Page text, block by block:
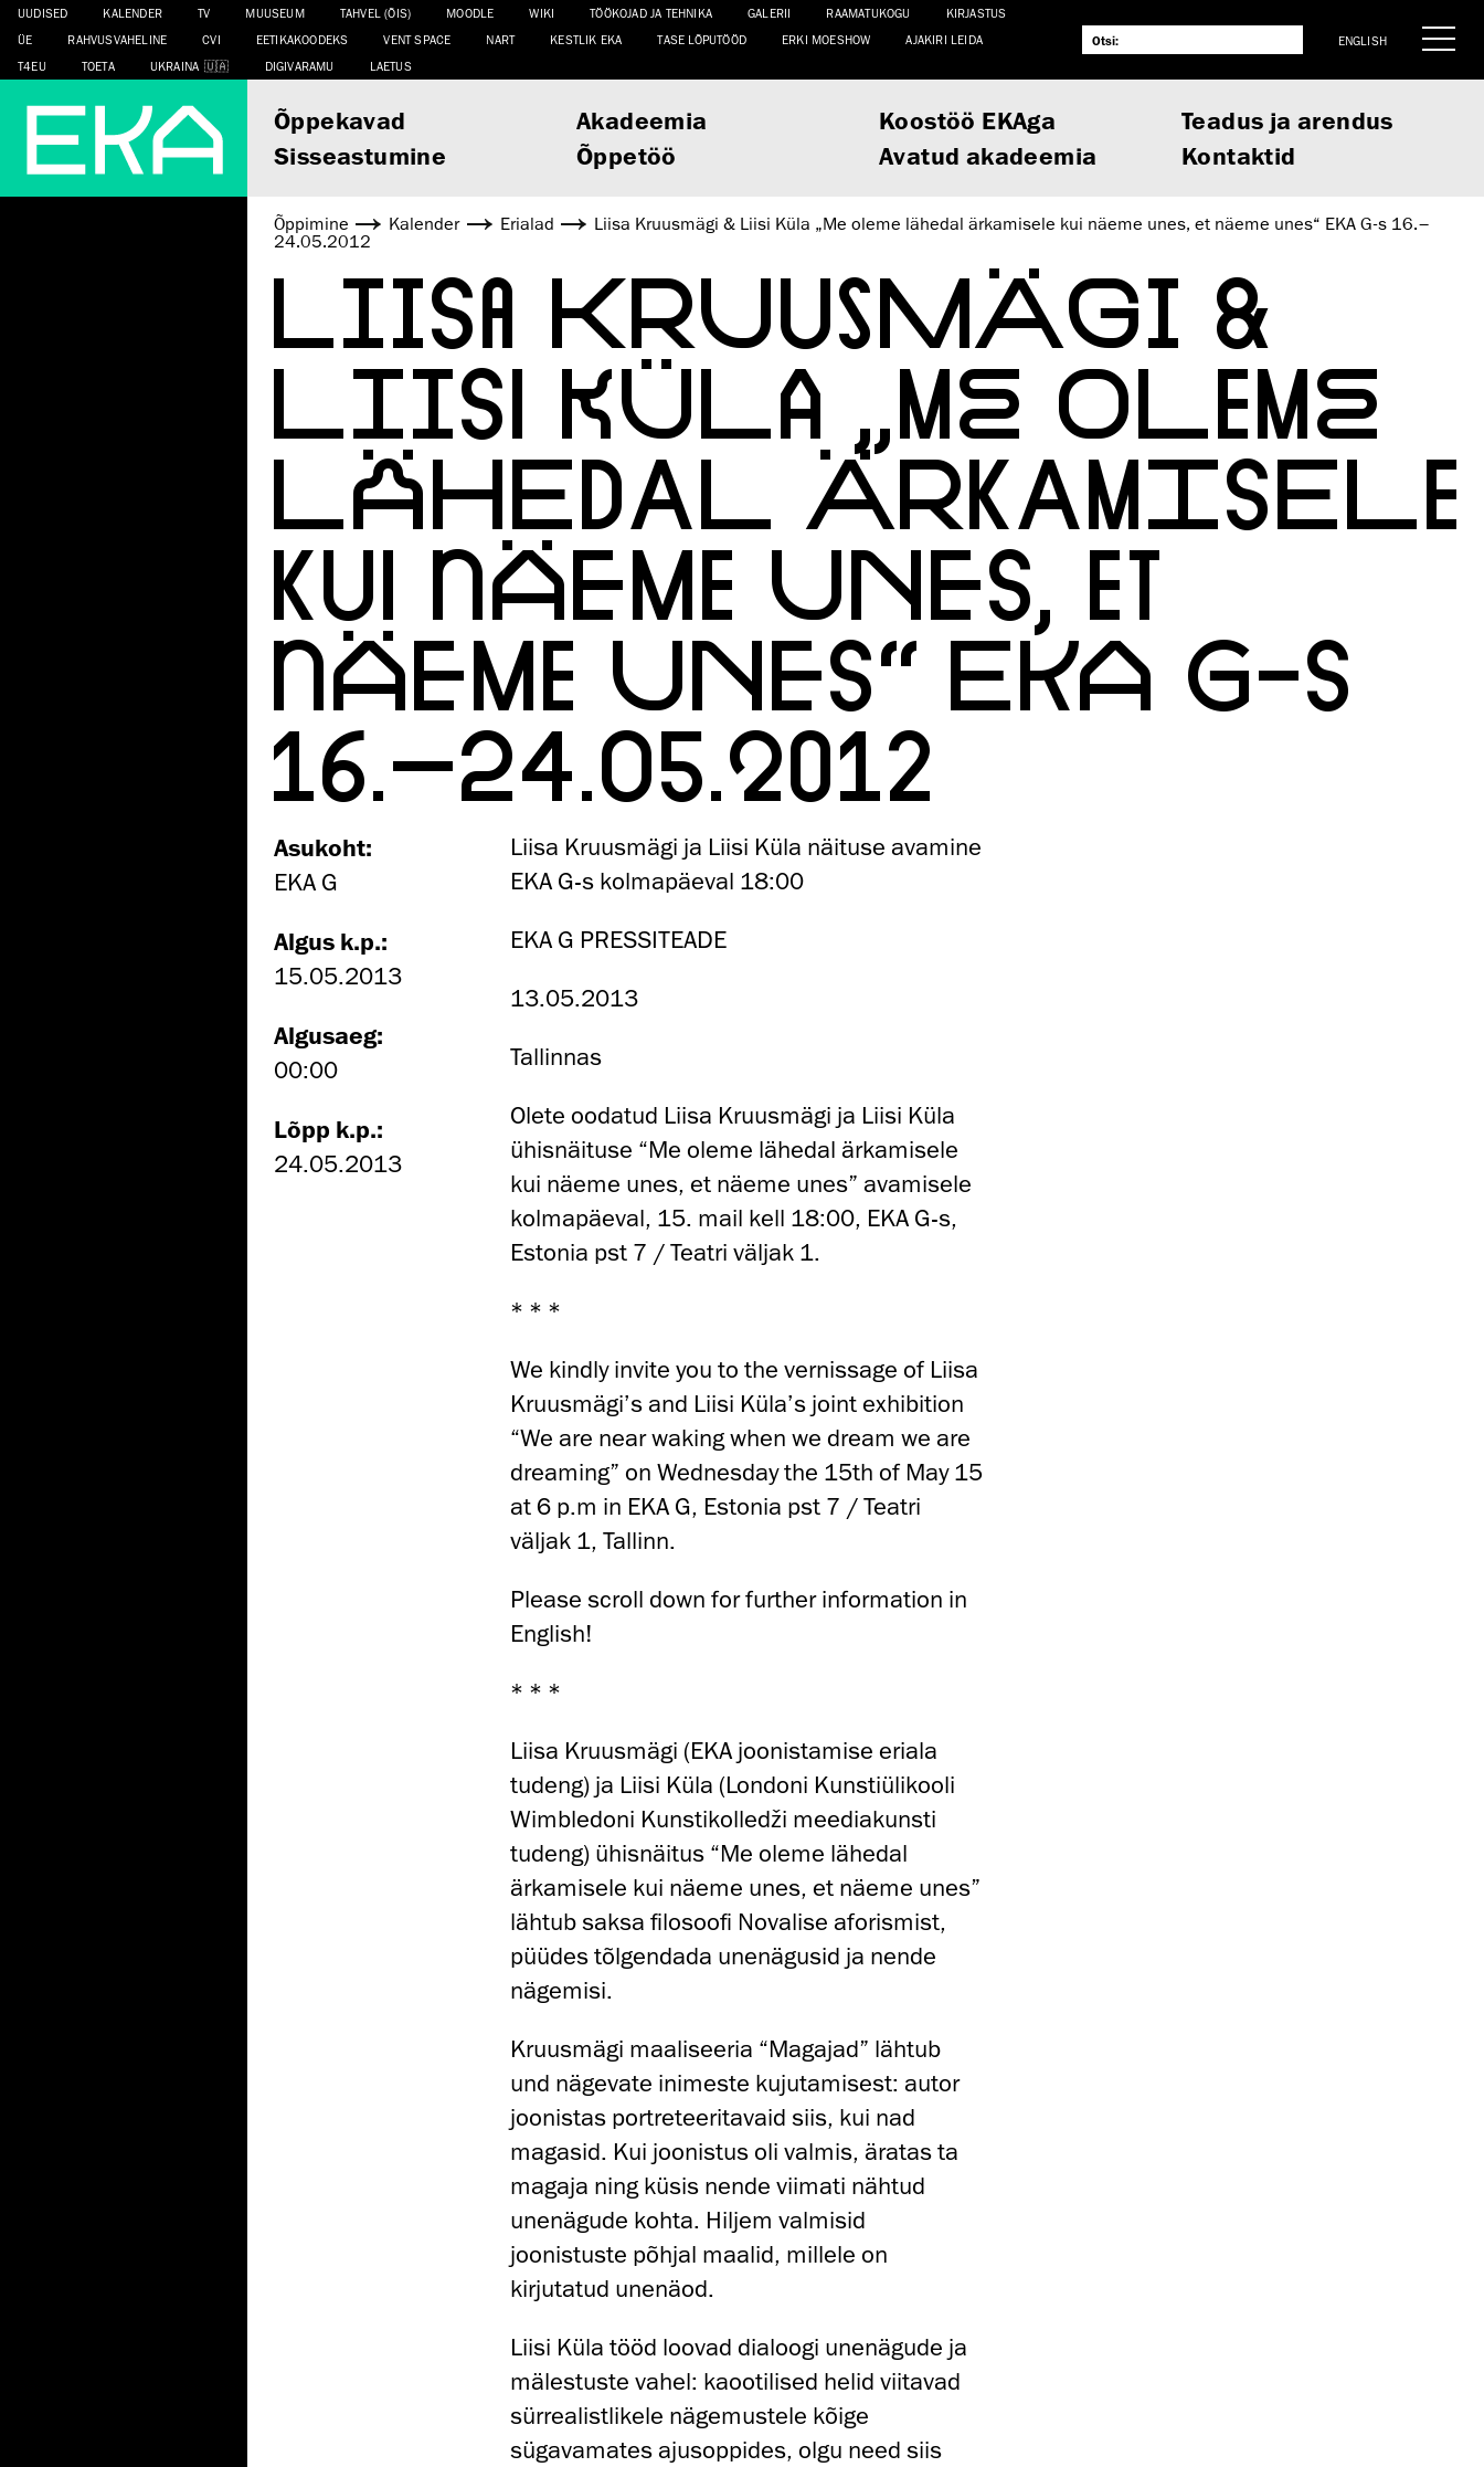
UUDISED KALENDER TV MUUSEUM TAHVEL (ÕIS) MOODLE WIKI TÖÖKOJAD JA TEHNIKA GALERII RAAMATUKOGU
KIRJASTUS
ÜE
RAHVUSVAHELINE CVI EETIKAKOODEKS VENT SPACE NART KESTLIK EKA TASE LÕPUTÖÖD ERKI MOESHOW
AJAKIRI LEIDA
T4EU
TOETA UKRAINA DIGIVARAMU LAETUS
ENGLISH
Õppekavad Akadeemia Koostöö EKAga
Teadus ja arendus
Sisseastumine
Õppetöö Avatud akadeemia Kontaktid
Õppimine Kalender Erialad
Liisa Kruusmägi & Liisi Küla „Me oleme lähedal ärkamisele kui näeme unes, et näeme unes“ EKA G-s 16.–
24.05.2012
LIISA KRUUSMÄGI &
LIISI KÜLA „ME OLEME
LÄHEDAL ÄRKAMISELE
KUI NÄEME UNES, ET
NÄEME UNES“ EKA G-S
16.–24.05.2012
Asukoht:
EKA G
Algus k.p.:
15.05.2013
Algusaeg:
00:00
Lõpp k.p.:
24.05.2013
Liisa Kruusmägi ja Liisi Küla näituse avamine
EKA G-s kolmapäeval 18:00
EKA G PRESSITEADE
13.05.2013
Tallinnas
Olete oodatud Liisa Kruusmägi ja Liisi Küla
ühisnäituse “Me oleme lähedal ärkamisele
kui näeme unes, et näeme unes” avamisele
kolmapäeval, 15. mail kell 18:00, EKA G-s,
Estonia pst 7 / Teatri väljak 1.
* * *
We kindly invite you to the vernissage of Liisa
Kruusmägi’s and Liisi Küla’s joint exhibition
“We are near waking when we dream we are
dreaming” on Wednesday the 15th of May 15
at 6 p.m in EKA G, Estonia pst 7 / Teatri
väljak 1, Tallinn.
Please scroll down for further information in
English!
* * *
Liisa Kruusmägi (EKA joonistamise eriala
tudeng) ja Liisi Küla (Londoni Kunstiülikooli
Wimbledoni Kunstikolledži meediakunsti
tudeng) ühisnäitus “Me oleme lähedal
ärkamisele kui näeme unes, et näeme unes”
lähtub saksa filosoofi Novalise aforismist,
püüdes tõlgendada unenägusid ja nende
nägemisi.
Kruusmägi maaliseeria “Magajad” lähtub
und nägevate inimeste kujutamisest: autor
joonistas portreteeritavaid siis, kui nad
magasid. Kui joonistus oli valmis, äratas ta
magaja ning küsis nende viimati nähtud
unenägude kohta. Hiljem valmisid
joonistuste põhjal maalid, millele on
kirjutatud unenäod.
Liisi Küla tööd loovad dialoogi unenägude ja
mälestuste vahel: kaootilised helid viitavad
sürrealistlikele nägemustele kõige
sügavamates ajusoppides, olgu need siis